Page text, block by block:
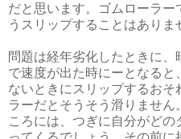
だと思います。ゴムローラ
うスリップすることはありま
問題は経年劣化したときに
で速度が出た時にーとなる
ないときにスリップするお
ラーだとそうそう滑りませ
ころには、つぎに自分がど